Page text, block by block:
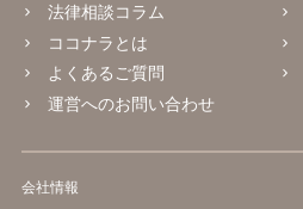
法律相談コラム
ココナラとは
よくあるご質問
運営へのお問い合わせ
会社情報